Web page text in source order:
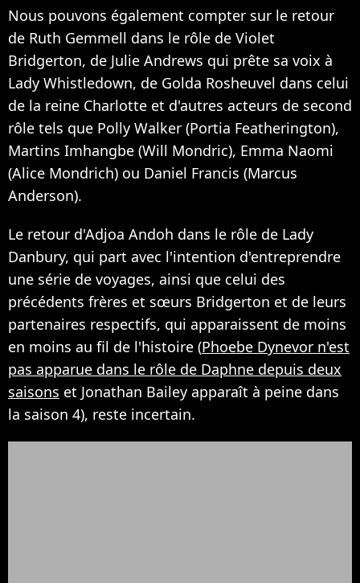
Nous pouvons également compter sur le retour
de Ruth Gemmell dans le rôle de Violet
Bridgerton, de Julie Andrews qui prête sa voix à
Lady Whistledown, de Golda Rosheuvel dans celui
de la reine Charlotte et d'autres acteurs de second
rôle tels que Polly Walker (Portia Featherington),
Martins Imhangbe (Will Mondric), Emma Naomi
(Alice Mondrich) ou Daniel Francis (Marcus
Anderson).
Le retour d'Adjoa Andoh dans le rôle de Lady
Danbury, qui part avec l'intention d'entreprendre
une série de voyages, ainsi que celui des
précédents frères et sœurs Bridgerton et de leurs
partenaires respectifs, qui apparaissent de moins
en moins au fil de l'histoire (Phoebe Dynevor n'est
pas apparue dans le rôle de Daphne depuis deux
saisons et Jonathan Bailey apparaît à peine dans
la saison 4), reste incertain.